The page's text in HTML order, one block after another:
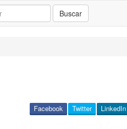
Buscar
LinkedIn
Twitter
Facebook